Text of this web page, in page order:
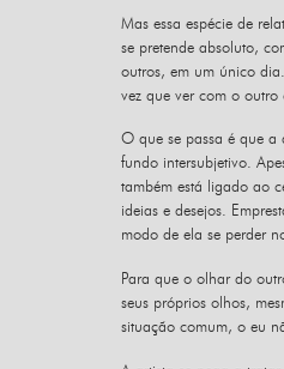
Mas essa espécie de
se pretende absoluto,
outros, em um único
vez que ver com o outro
O que se passa é que a
fundo intersubjetivo.
também está ligado ao
ideias e desejos.
modo de ela se perder
Para que o olhar do
seus próprios olhos,
situação comum, o eu